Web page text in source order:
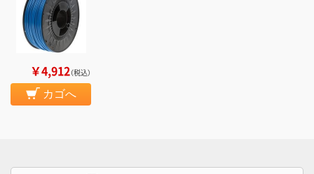
￥4,912（税込）
カゴへ